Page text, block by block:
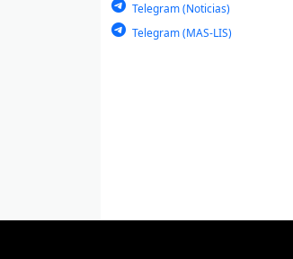
Telegram (Noticias)
Telegram (MAS-LIS)